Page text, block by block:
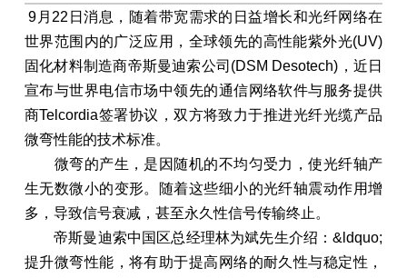
9月22日消息，随着带宽需求的日益增长和光纤网络在
世界范围内的广泛应用，全球领先的高性能紫外光(UV)
固化材料制造商帝斯曼迪索公司(DSM Desotech)，近日
宣布与世界电信市场中领先的通信网络软件与服务提供
商Telcordia签署协议，双方将致力于推进光纤光缆产品
微弯性能的技术标准。
微弯的产生，是因随机的不均匀受力，使光纤轴产
生无数微小的变形。随着这些细小的光纤轴震动作用增
多，导致信号衰减，甚至永久性信号传输终止。
帝斯曼迪索中国区总经理林为斌先生介绍：&ldquo;
提升微弯性能，将有助于提高网络的耐久性与稳定性，